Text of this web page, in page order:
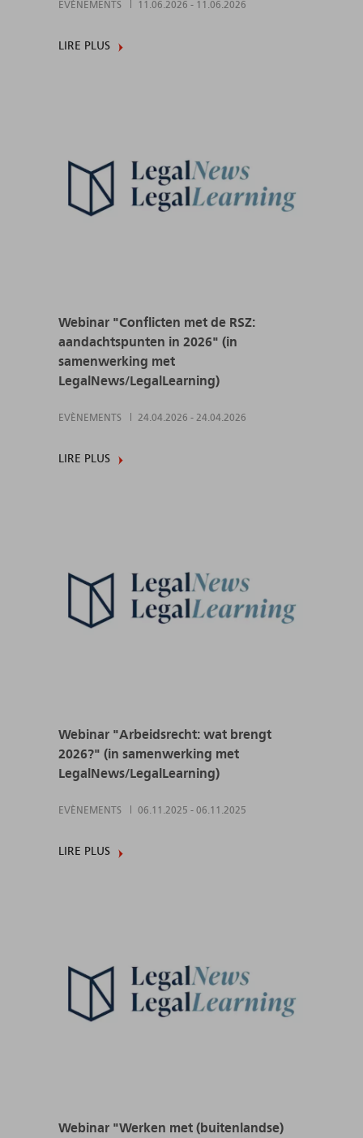
EVÈNEMENTS 11.06.2026 - 11.06.2026
LIRE PLUS
Webinar "Conflicten met de RSZ:
aandachtspunten in 2026" (in
samenwerking met
LegalNews/LegalLearning)
EVÈNEMENTS 24.04.2026 - 24.04.2026
LIRE PLUS
Webinar "Arbeidsrecht: wat brengt
2026?" (in samenwerking met
LegalNews/LegalLearning)
EVÈNEMENTS 06.11.2025 - 06.11.2025
LIRE PLUS
Webinar "Werken met (buitenlandse)